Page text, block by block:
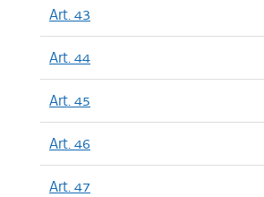
Art. 43
Art. 44
Art. 45
Art. 46
Art. 47